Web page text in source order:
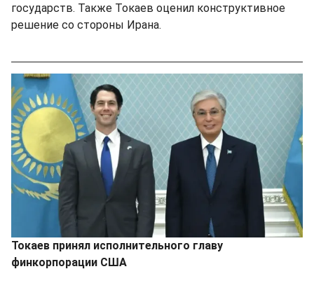
государств. Также Токаев оценил конструктивное
решение со стороны Ирана.
Токаев принял исполнительного главу
финкорпорации США